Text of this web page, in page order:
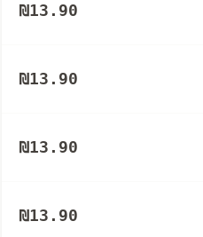
₪13.90
₪13.90
₪13.90
₪13.90